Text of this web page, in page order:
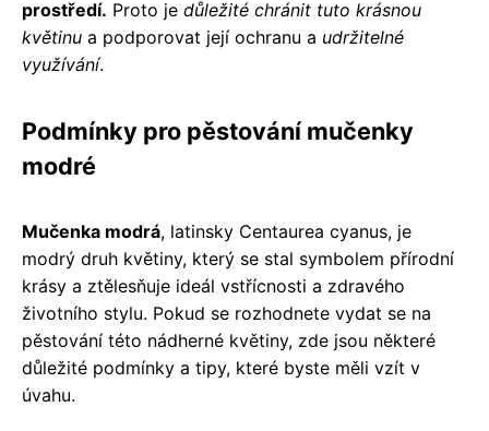
prostředí. Proto je důležité chránit tuto krásnou
květinu a podporovat její ochranu a udržitelné
využívání.
Podmínky pro pěstování mučenky
modré
Mučenka modrá, latinsky Centaurea cyanus, je
modrý druh květiny, který se stal symbolem přírodní
krásy a ztělesňuje ideál vstřícnosti a zdravého
životního stylu. Pokud se rozhodnete vydat se na
pěstování této nádherné květiny, zde jsou některé
důležité podmínky a tipy, které byste měli vzít v
úvahu.